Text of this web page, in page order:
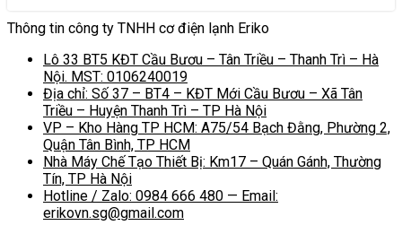
Thông tin công ty TNHH cơ điện lạnh Eriko
Lô 33 BT5 KĐT Cầu Bươu – Tân Triều – Thanh Trì – Hà
Nội. MST: 0106240019
Địa chỉ: Số 37 – BT4 – KĐT Mới Cầu Bươu – Xã Tân
Triều – Huyện Thanh Trì – TP Hà Nội
VP – Kho Hàng TP HCM: A75/54 Bạch Đằng, Phường 2,
Quận Tân Bình, TP HCM
Nhà Máy Chế Tạo Thiết Bị: Km17 – Quán Gánh, Thường
Tín, TP Hà Nội
Hotline / Zalo: 0984 666 480 — Email:
erikovn.sg@gmail.com